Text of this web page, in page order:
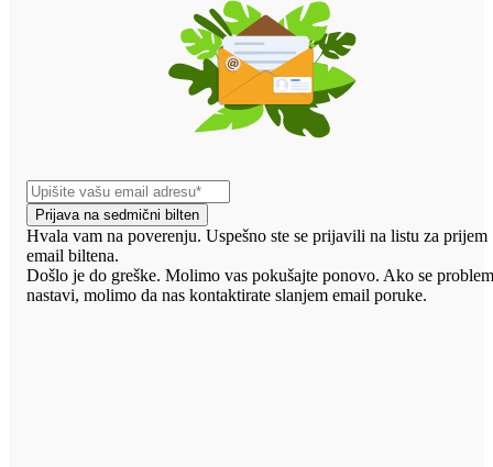
Prijava na sedmični bilten
Hvala vam na poverenju. Uspešno ste se prijavili na listu za prijem
email biltena.
Došlo je do greške. Molimo vas pokušajte ponovo. Ako se
nastavi, molimo da nas kontaktirate slanjem email poruke.